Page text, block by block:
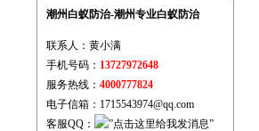
潮州白蚁防治-潮州专业白蚁防治
联系人：黄小满
手机号码： 13727972648
服务热线： 4000777824
电子信箱：1715543974@qq.com
客服QQ：